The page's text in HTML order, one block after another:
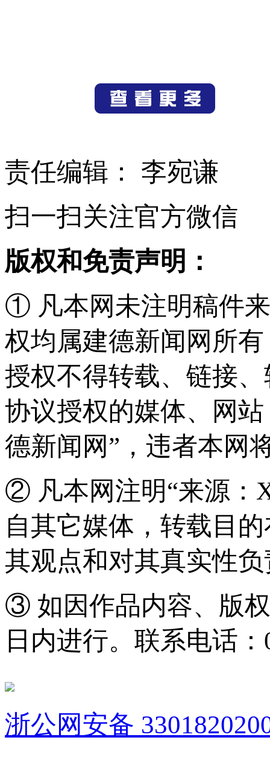
责任编辑： 李宛谦
扫一扫关注官方微信
版权和免责声明：
① 凡本网未注明稿件
权均属建德新闻网所
授权不得转载、链接
协议授权的媒体、网
德新闻网”，违者本网
② 凡本网注明“来源：
自其它媒体，转载目
其观点和对其真实性
③ 如因作品内容、版
日内进行。联系电话：
浙公网安备